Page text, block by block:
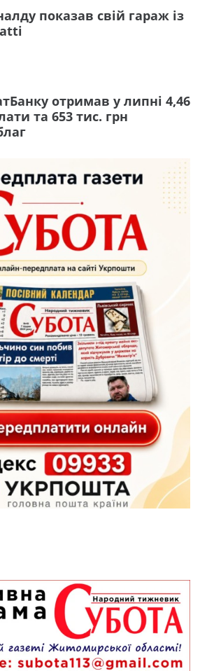
показав свій гараж із
отримав у липні 4,46
та 653 тис. грн